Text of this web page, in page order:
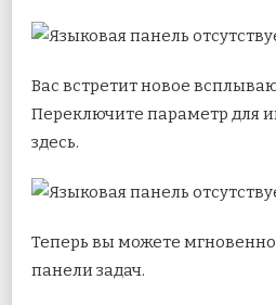
Вас встретит новое
Переключите параметр для
здесь.
Теперь вы можете
панели задач.